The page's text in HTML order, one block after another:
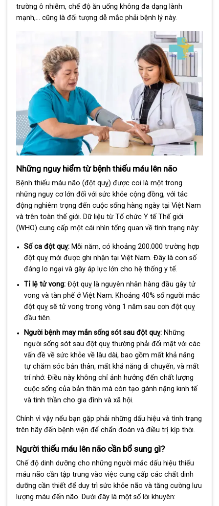
trường ô nhiễm, chế độ ăn uống không đa dạng lành
mạnh,… cũng là đối tượng dễ mắc phải bệnh lý này.
Những nguy hiểm từ bệnh thiếu máu lên não
Bệnh thiếu máu não (đột quỵ) được coi là một trong
những nguy cơ lớn đối với sức khỏe cộng đồng, với tác
động nghiêm trọng đến cuộc sống hàng ngày tại Việt Nam
và trên toàn thế giới. Dữ liệu từ Tổ chức Y tế Thế giới
(WHO) cung cấp một cái nhìn tổng quan về tình trạng này:
Số ca đột quỵ:Mỗi năm, có khoảng 200.000 trường hợp
đột quỵ mới được ghi nhận tại Việt Nam. Đây là con số
đáng lo ngại và gây áp lực lớn cho hệ thống y tế.
Tỉ lệ tử vong:Đột quỵ là nguyên nhân hàng đầu gây tử
vong và tàn phế ở Việt Nam. Khoảng 40% số người mắc
đột quỵ sẽ tử vong trong vòng 1 năm sau cơn đột quỵ
đầu tiên.
Người bệnh may mắn sống sót sau đột quỵ:Những
người sống sót sau đột quỵ thường phải đối mặt với các
vấn đề về sức khỏe về lâu dài, bao gồm mất khả năng
tự chăm sóc bản thân, mất khả năng di chuyển, và mất
trí nhớ. Điều này không chỉ ảnh hưởng đến chất lượng
cuộc sống của bản thân mà còn tạo gánh nặng kinh tế
và tinh thần cho gia đình và xã hội.
Chính vì vậy nếu bạn gặp phải những dấu hiệu và tình trạng
trên hãy đến bệnh viện để chẩn đoán và điều trị kịp thời.
Người thiếu máu lên não cần bổ sung gì?
Chế độ dinh dưỡng cho những người mắc dấu hiệu thiếu
máu não cần tập trung vào việc cung cấp các chất dinh
dưỡng cần thiết để duy trì sức khỏe não và tăng cường lưu
lượng máu đến não. Dưới đây là một số lời khuyên: